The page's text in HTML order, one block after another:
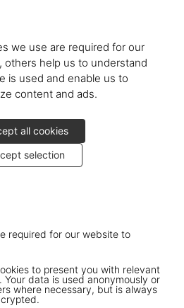
we use are required for our
help us to understand
is used and enable us to
content and ads.
all cookies
selection
required for our website to
to present you with relevant
data is used anonymously or
where necessary, but is always
1/8